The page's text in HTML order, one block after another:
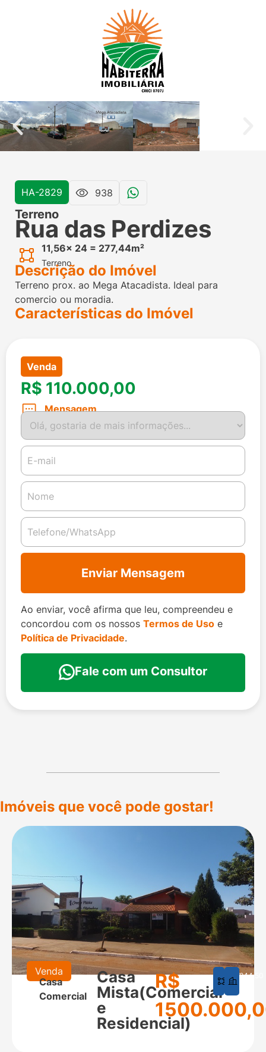
HA-2829 938
Terreno
Rua das Perdizes
11,56x 24 = 277,44m²
Terreno
Descrição do Imóvel
Terreno prox. ao Mega Atacadista. Ideal para
comercio ou moradia.
Características do Imóvel
Venda
R$ 110.000,00
Mensagem
Enviar Mensagem
Ao enviar, você afirma que leu, compreendeu e
concordou com os nossos Termos de Uso e
Política de Privacidade.
Fale com um Consultor
Imóveis que você pode gostar!
Venda
Casa
Comercial
Casa
Mista(Comercial
e
Residencial)
R$
625
m²
244,50